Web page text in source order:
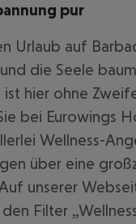
pur
Urlaub auf
die Seele
ist hier ohne
bei Eurowings
Wellness-
über eine
unserer
Filter